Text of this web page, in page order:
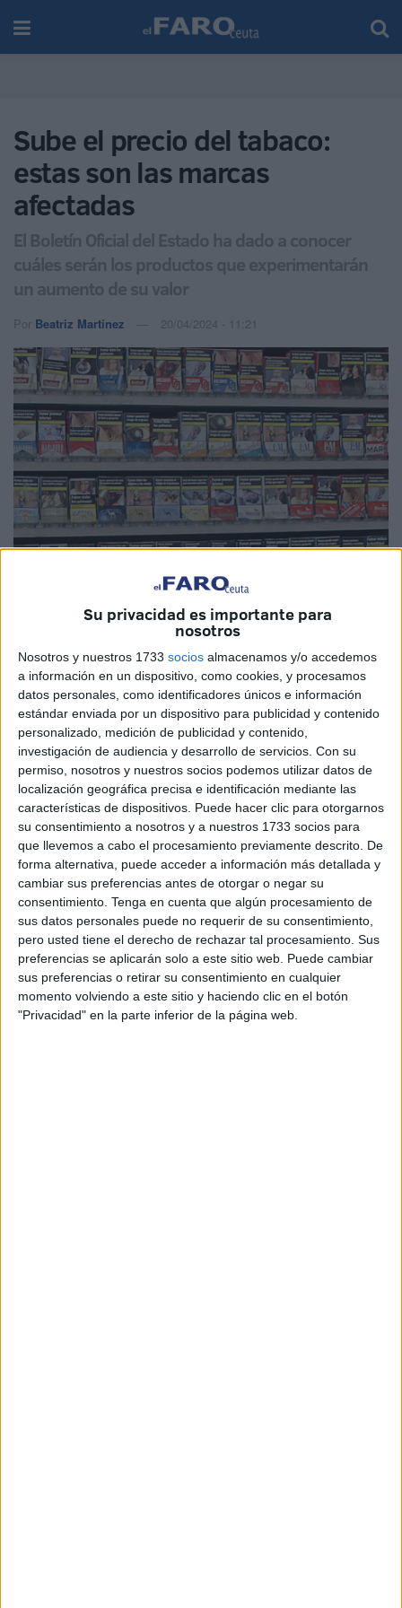
Su privacidad es importante para
nosotros
Nosotros y nuestros 1733 socios almacenamos y/o accedemos
a información en un dispositivo, como cookies, y procesamos
datos personales, como identificadores únicos e información
estándar enviada por un dispositivo para publicidad y contenido
personalizado, medición de publicidad y contenido,
investigación de audiencia y desarrollo de servicios. Con su
permiso, nosotros y nuestros socios podemos utilizar datos de
localización geográfica precisa e identificación mediante las
características de dispositivos. Puede hacer clic para otorgarnos
su consentimiento a nosotros y a nuestros 1733 socios para
que llevemos a cabo el procesamiento previamente descrito. De
forma alternativa, puede acceder a información más detallada y
cambiar sus preferencias antes de otorgar o negar su
consentimiento. Tenga en cuenta que algún procesamiento de
sus datos personales puede no requerir de su consentimiento,
pero usted tiene el derecho de rechazar tal procesamiento. Sus
preferencias se aplicarán solo a este sitio web. Puede cambiar
sus preferencias o retirar su consentimiento en cualquier
momento volviendo a este sitio y haciendo clic en el botón
"Privacidad" en la parte inferior de la página web.
Sube el precio del tabaco:
estas son las marcas
afectadas
El Boletín Oficial del Estado ha dado a conocer
cuáles serán los productos que experimentarán
un aumento de su valor
Por Beatriz Martínez 20/04/2024 - 11:21
Continúa el ascenso delprecio del tabacoen todo el
territorio nacional como medida de tratar de persuadir a los
fumadores a continuar con estehábito tan insano
Boletín Oficial del Estado (BOE) ha dado a conocer cual
será el valor de varias marcas tanto en Ceuta como en el
resto de España.
Según reza el documento público en su edición de este
sábado, la Presidencia del Comisionado para el Mercado
de Tabacos, dependiente del Ministerio de Hacienda, ha
informado sobre los precios de venta al público de
determinadas labores de tabaco en Expendedurías de
Tabaco y Timbre del área del Monopolio (estancos).
Asimismo, desde el organismo, se informa que estos
precios de venta al público (PVP) han sido propuestos por